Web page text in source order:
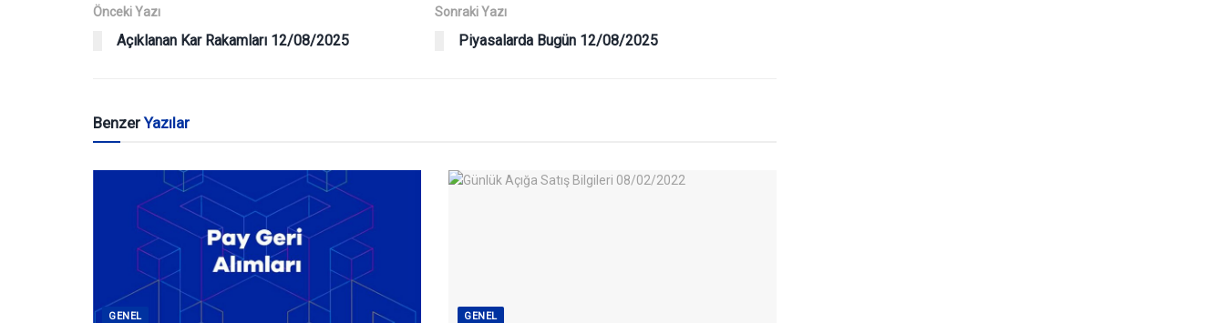
Önceki Yazı
Açıklanan Kar Rakamları 12/08/2025
Sonraki Yazı
Piyasalarda Bugün 12/08/2025
BenzerYazılar
GENEL GENEL